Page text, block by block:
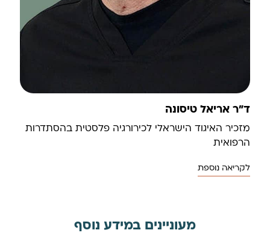
ד"ר אריאל טיסונה
מזכיר האיגוד הישראלי לכירורגיה פלסטית בהסתדרות
הרפואית
לקריאה נוספת
מעוניינים במידע נוסף